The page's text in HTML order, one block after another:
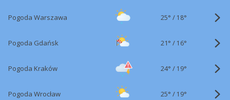
Pogoda Warszawa 25° / 18°
Pogoda Gdańsk 21° / 16°
Pogoda Kraków 24° / 19°
Pogoda Wrocław 25° / 19°